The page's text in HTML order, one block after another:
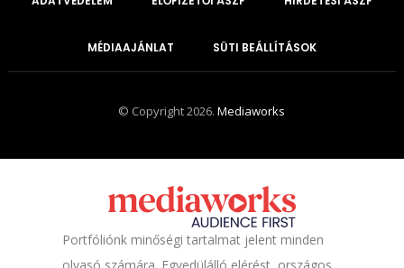
MÉDIAAJÁNLAT SÜTI BEÁLLÍTÁSOK
© Copyright 2026.Mediaworks
Portfóliónk minőségi tartalmat jelent minden